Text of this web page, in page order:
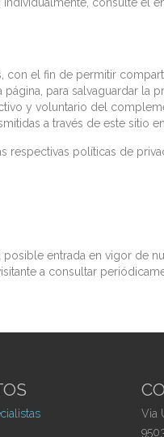
consulte el
el fin de permitir
para salvaguardar la
y voluntario del
a través de este sitio
políticas de
entrada en vigor de
a consultar
Via